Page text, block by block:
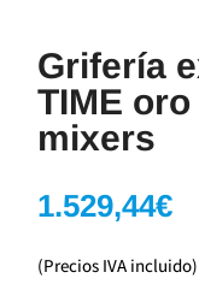
Grifería
TIME
mixers
1.529,44€
(Precios IVA incluido)